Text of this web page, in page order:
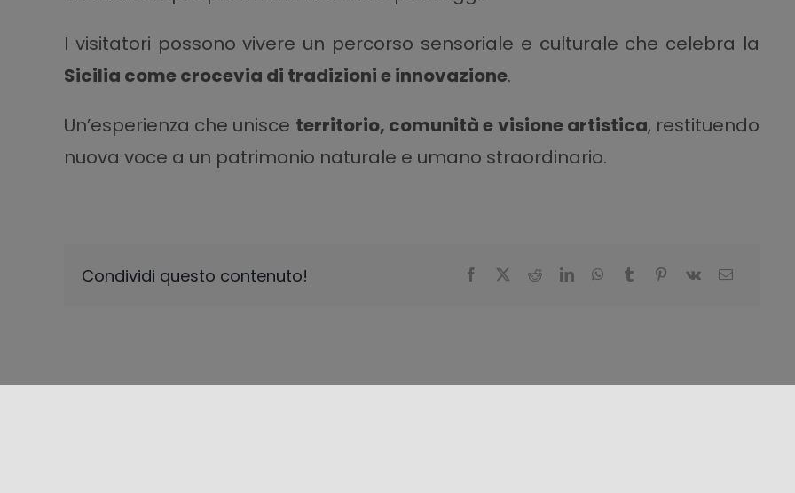
I visitatori possono vivere un percorso sensoriale e culturale che celebra la
Sicilia come crocevia di tradizioni e innovazione.
Un’esperienza che unisce territorio, comunità e visione artistica, restituendo
nuova voce a un patrimonio naturale e umano straordinario.
Condividi questo contenuto!